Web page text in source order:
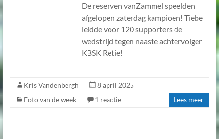
De reserven vanZammel speelden
afgelopen zaterdag kampioen! Tiebe
leidde voor 120 supporters de
wedstrijd tegen naaste achtervolger
KBSK Retie!
Kris Vandenbergh
8 april 2025
Foto van de week
1 reactie Lees meer